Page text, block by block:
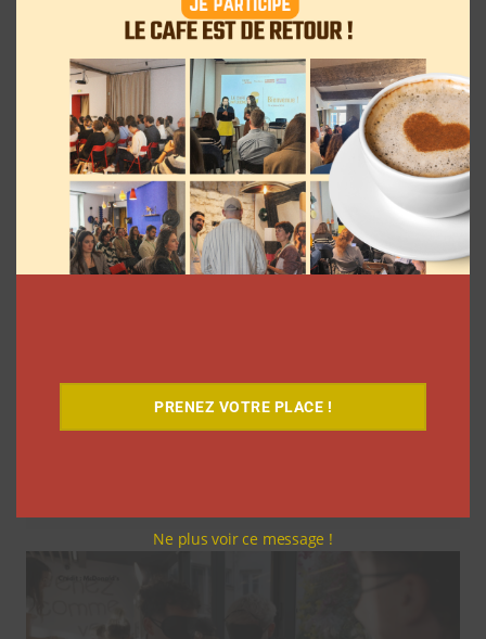
réseaux sociaux à regarder cet été sur
Netflix
Clara Phelippeaux 5 août 2026
9 choses que vous avez oubliées sur les
PRENEZ VOTRE PLACE !
Ne plus voir ce message !